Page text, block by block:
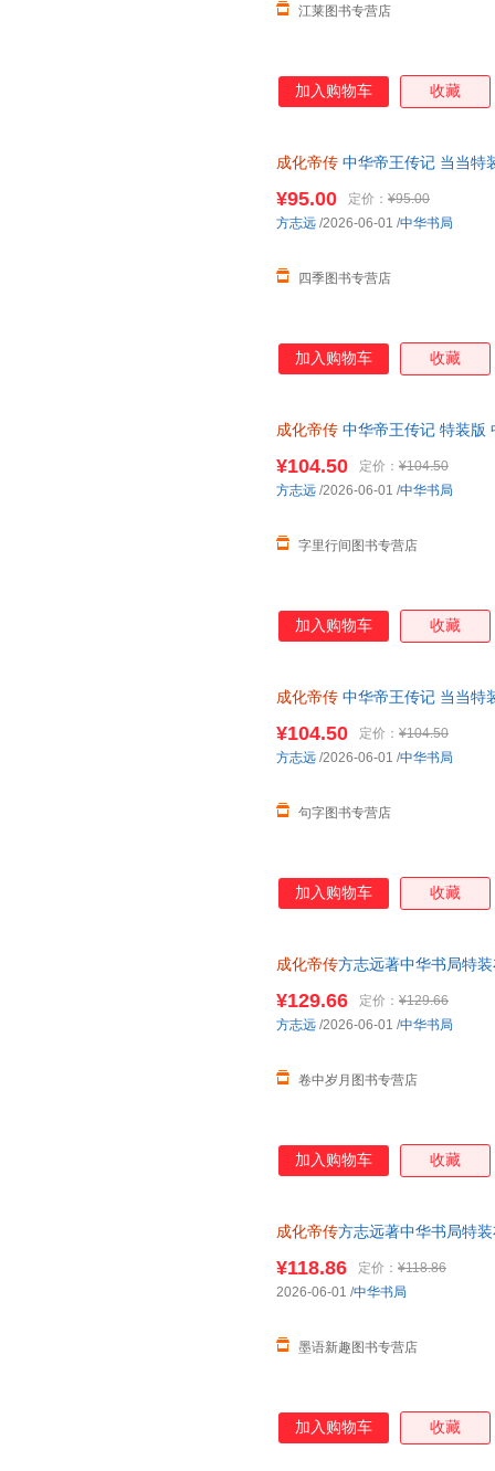
江莱图书专营店
加入购物车 收藏
成化帝传 中华帝王传记 当当特
¥95.00 定价： ¥95.00
四季图书专营店
方志远 /2026-06-01 /中华书局
加入购物车 收藏
成化帝传 中华帝王传记 特装版
¥104.50 定价： ¥104.50
字里行间图书专营店
方志远 /2026-06-01 /中华书局
加入购物车 收藏
成化帝传 中华帝王传记 当当特
¥104.50 定价： ¥104.50
句字图书专营店
方志远 /2026-06-01 /中华书局
加入购物车 收藏
成化帝传方志远著中华书局特
¥129.66 定价： ¥129.66
卷中岁月图书专营店
方志远 /2026-06-01 /中华书局
加入购物车 收藏
成化帝传方志远著中华书局特
高于定价严者慎拍
¥118.86 定价： ¥118.86
墨语新趣图书专营店
2026-06-01 /中华书局
加入购物车 收藏